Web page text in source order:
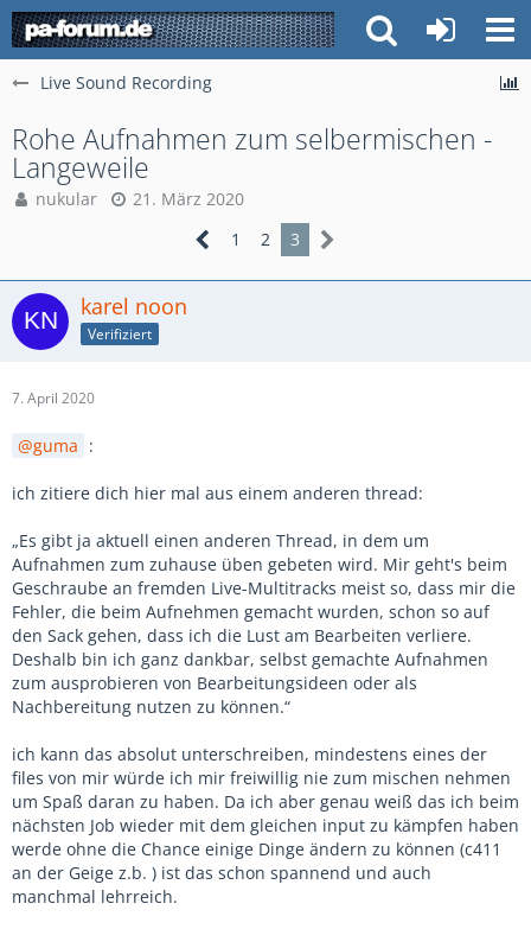
Live Sound Recording
Rohe Aufnahmen zum selbermischen -
Langeweile
nukular
21. März 2020
1
2 3
karel noon
Verifiziert
7. April 2020
guma :
ich zitiere dich hier mal aus einem anderen thread:
„Es gibt ja aktuell einen anderen Thread, in dem um
Aufnahmen zum zuhause üben gebeten wird. Mir geht's beim
Geschraube an fremden Live-Multitracks meist so, dass mir die
Fehler, die beim Aufnehmen gemacht wurden, schon so auf
den Sack gehen, dass ich die Lust am Bearbeiten verliere.
Deshalb bin ich ganz dankbar, selbst gemachte Aufnahmen
zum ausprobieren von Bearbeitungsideen oder als
Nachbereitung nutzen zu können.“
ich kann das absolut unterschreiben, mindestens eines der
files von mir würde ich mir freiwillig nie zum mischen nehmen
um Spaß daran zu haben. Da ich aber genau weiß das ich beim
nächsten Job wieder mit dem gleichen input zu kämpfen haben
werde ohne die Chance einige Dinge ändern zu können (c411
an der Geige z.b. ) ist das schon spannend und auch
manchmal lehrreich.